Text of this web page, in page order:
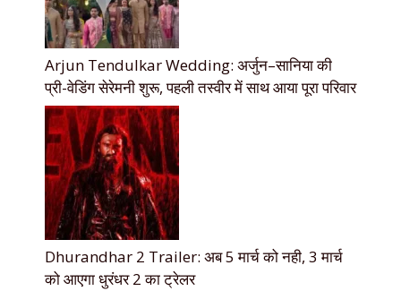
Arjun Tendulkar Wedding: अर्जुन–सानिया की
प्री-वेडिंग सेरेमनी शुरू, पहली तस्वीर में साथ आया पूरा परिवार
Dhurandhar 2 Trailer: अब 5 मार्च को नही, 3 मार्च
को आएगा धुरंधर 2 का ट्रेलर